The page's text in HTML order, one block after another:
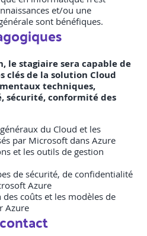
et/ou une
sont bénéfiques.
le stagiaire sera capable de
clés de la solution Cloud
techniques,
conformité des
du Cloud et les
par Microsoft dans Azure
et les outils de gestion
de sécurité, de confidentialité
Azure
coûts et les modèles de
Azure